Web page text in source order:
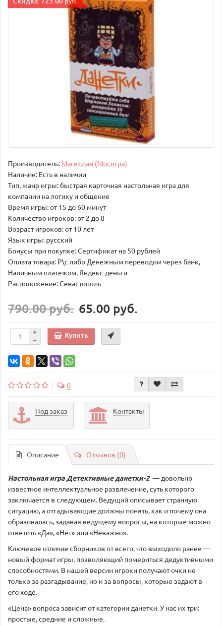
Производитель: Магеллан (Мосигра)
Наличие: Есть в наличии
Тип, жанр игры: быстрая карточная настольная игра для
компании на логику и общение
Время игры: от 15 до 60 минут
Количество игроков: от 2 до 8
Возраст игроков: от 10 лет
Язык игры: русский
Бонусы при покупке: Сертификат на 50 рублей
Оплата товара: Р\с либо Денежным переводом через банк,
Наличным платежом, Яндекс-деньги
Расположение: Севастополь
790.00 руб. 65.00 руб.
Купить
0
Под заказ Контакты
Описание Отзывов (0)
Настольная играДетективные данетки-2 — довольно
известное интеллектуальное развлечение, суть которого
заключается в следующем. Ведущий описывает странную
ситуацию, а отгадывающие должны понять, как и почему она
образовалась, задавая ведущему вопросы, на которые можно
ответить «Да», «Нет» или «Неважно».
Ключевое отличие сборников от всего, что выходило ранее —
новый формат игры, позволяющий помериться дедуктивными
способностями. В нашей версии игроки получают очки не
только за разгадывание, но и за вопросы, которые задают в
его ходе.
«Цена» вопроса зависит от категории данетки. У нас их три:
простые, средние и сложные.